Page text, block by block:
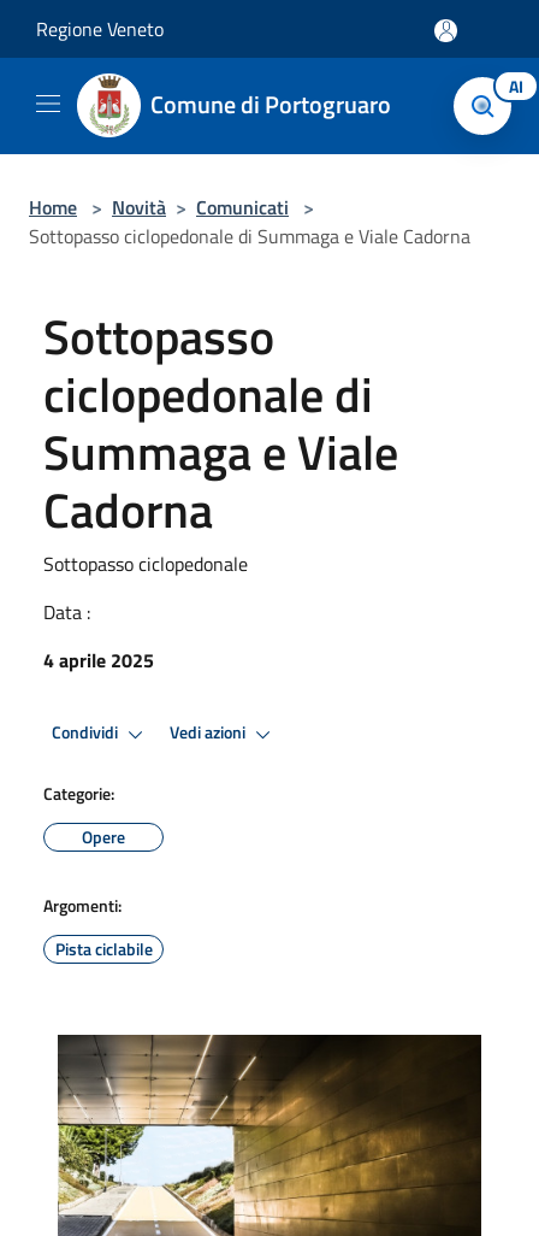
Regione Veneto
Comune di Portogruaro AI
Home > Novità > Comunicati >
Sottopasso ciclopedonale di Summaga e Viale Cadorna
Sottopasso
ciclopedonale di
Summaga e Viale
Cadorna
Sottopasso ciclopedonale
Data :
4 aprile 2025
Condividi Vedi azioni
Categorie:
Opere
Argomenti:
Pista ciclabile